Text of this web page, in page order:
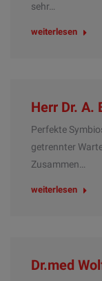
sehr…
weiterlesen
Herr Dr. A.
Perfekte
getrennter
Zusammen…
weiterlesen
Dr.med